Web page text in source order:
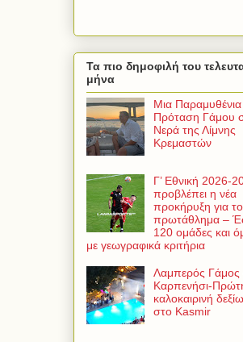
Τα πιο δημοφιλή του
μήνα
Μια Παραμυθένια
Πρόταση Γάμου
Νερά της Λίμνης
Κρεμαστών
Γ’ Εθνική 2026-
προβλέπει η νέα
προκήρυξη για το
πρωτάθλημα –
120 ομάδες και
με γεωγραφικά κριτήρια
Λαμπερός Γάμος
Καρπενήσι-
καλοκαιρινή
στο Kasmir